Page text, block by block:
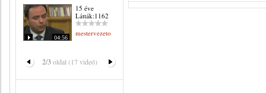
04:56
15 éve
Látták:1162
mestervezeto
2/3oldal (17 videó)